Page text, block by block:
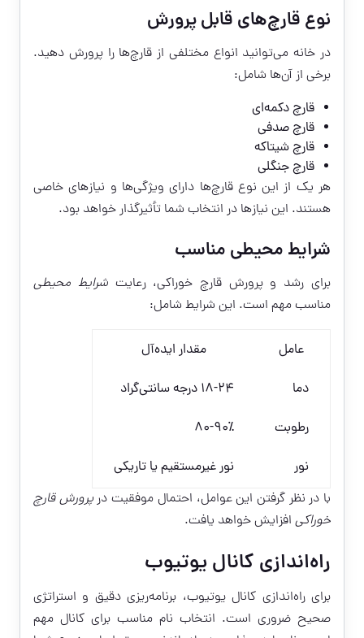
نوع قارچ‌های قابل پرورش
در خانه می‌توانید انواع مختلفی از قارچ‌ها را پرورش دهید.
برخی از آن‌ها شامل:
قارچ دکمه‌ای
قارچ صدفی
قارچ شیتاکه
قارچ جنگلی
هر یک از این نوع قارچ‌ها دارای ویژگی‌ها و نیازهای خاصی
هستند. این نیازها در انتخاب شما تأثیرگذار خواهد بود.
شرایط محیطی مناسب
برای رشد و پرورش قارچ خوراکی، رعایتشرایط محیطی
مناسب مهم است. این شرایط شامل:
عامل
مقدار ایده‌آل
دما
18-24 درجه سانتی‌گراد
رطوبت
80-90٪
نور
نور غیرمستقیم یا تاریکی
با در نظر گرفتن این عوامل، احتمال موفقیت درپرورش قارچ
خوراکی افزایش خواهد یافت.
راه‌اندازی کانال یوتیوب
برای راه‌اندازی کانال یوتیوب، برنامه‌ریزی دقیق و استراتژی
صحیح ضروری است. انتخاب نام مناسب برای کانال مهم